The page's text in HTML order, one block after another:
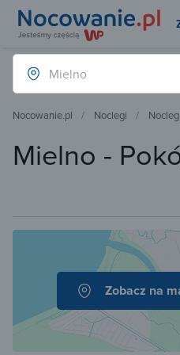
Nocowanie.pl Noclegi
Mielno -
Zobacz na